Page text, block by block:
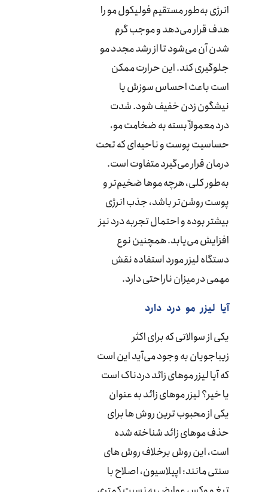
انرژی به‌طور مستقیم فولیکول مو را
هدف قرار می‌دهد و موجب گرم
شدن آن می‌شود تا از رشد مجدد مو
جلوگیری کند. این حرارت ممکن
است باعث احساس سوزش یا
نیشگون زدن خفیف شود. شدت
درد معمولاً بسته به ضخامت مو،
حساسیت پوست و ناحیه‌ای که تحت
درمان قرار می‌گیرد متفاوت است.
به‌طور کلی، هرچه موها ضخیم‌تر و
پوست روشن‌تر باشد، جذب انرژی
بیشتر بوده و احتمال تجربه درد نیز
افزایش می‌یابد. همچنین نوع
دستگاه لیزر مورد استفاده نقش
مهمی در میزان ناراحتی دارد.
آیا لیزر مو درد دارد
یکی از سوالاتی که برای اکثر
زیباجویان به وجود می‌آید این است
که آیا لیزر موهای زائد دردناک است
یا خیر؟ لیزر موهای زائد به عنوان
یکی از محبوب ترین روش ها برای
حذف موهای زائد شناخته شده
است، این روش برخلاف روش های
سنتی مانند: اپیلاسیون، اصلاح با